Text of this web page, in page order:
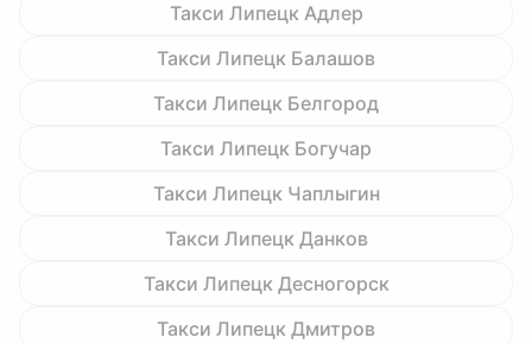
Такси Липецк Адлер
Такси Липецк Балашов
Такси Липецк Белгород
Такси Липецк Богучар
Такси Липецк Чаплыгин
Такси Липецк Данков
Такси Липецк Десногорск
Такси Липецк Дмитров